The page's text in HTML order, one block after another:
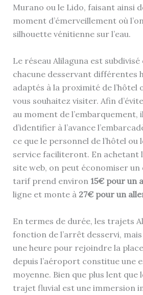
Murano ou le Lido, faisant ainsi
moment d’émerveillement où
silhouette vénitienne sur l’eau.
Le réseau Alilaguna est
chacune desservant différentes
adaptés à la proximité de l’hôtel
vous souhaitez visiter. Afin
au moment de l’embarquement,
d’identifier à l’avance
ce que le personnel de l’hôtel ou
service faciliteront. En achetant
site web, on peut économiser
tarif prend environ 15€ pour un
ligne et monte à 27€ pour un
En termes de durée, les trajets
fonction de l’arrêt desservi,
une heure pour rejoindre la
depuis l’aéroport constitue une
moyenne. Bien que plus lent que
trajet fluvial est une immersion